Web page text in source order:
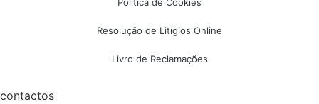
Política de Cookies
Resolução de Litígios Online
Livro de Reclamações
contactos